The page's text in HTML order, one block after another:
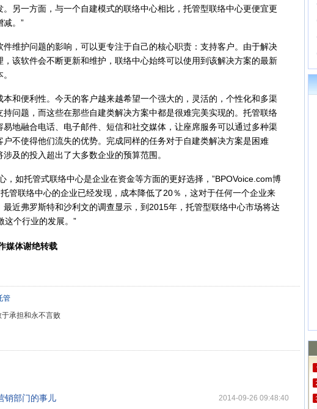
另一方面，与一个自建模式的联络中心相比，托管型联络中心更便宜更
减。”
护问题的影响，可以更专注于自己的核心职责：支持客户。由于解决
该软件会不断更新和维护，联络中心始终可以使用到该解决方案的最新
便利性。今天的客户越来越希望一个强大的，灵活的，个性化和多渠
问题，而这些在那些自建类解决方案中都是很难完美实现的。托管联络
地融合电话、电子邮件、短信和社交媒体，让座席服务可以通过多种渠
不使得他们流失的优势。完成同样的任务对于自建类解决方案是困难
及的投入超出了大多数企业的预算范围。
如托管式联络中心是企业在资金等方面的更好选择，”BPOVoice.com博
管联络中心的企业已经发现，成本降低了20％，这对于任何一个企业来
近弗罗斯特和沙利文的调查显示，到2015年，托管型联络中心市场将达
这个行业的发展。”
媒体谢绝转载
管
承担和永不言败
销部门的事儿 2014-09-26 09:48:40